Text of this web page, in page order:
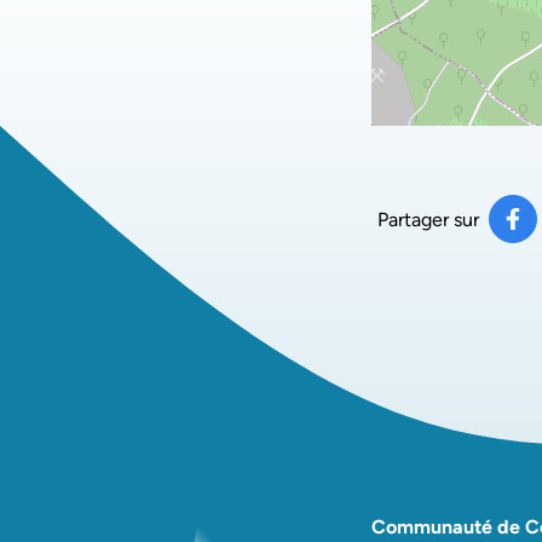
Partager sur
Communauté de